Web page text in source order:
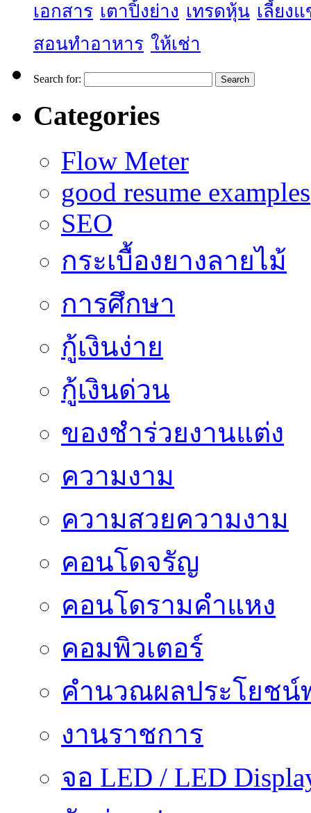
เอกสาร เตาปิ้งย่าง เทรดหุ้น เลี้ยง
สอนทำอาหาร ให้เช่า
Search for:
Categories
Flow Meter
good resume examples
SEO
กระเบื้องยางลายไม้
การศึกษา
กู้เงินง่าย
กู้เงินด่วน
ของชำร่วยงานแต่ง
ความงาม
ความสวยความงาม
คอนโดจรัญ
คอนโดรามคำแหง
คอมพิวเตอร์
คำนวณผลประโยชน์
งานราชการ
จอ LED / LED